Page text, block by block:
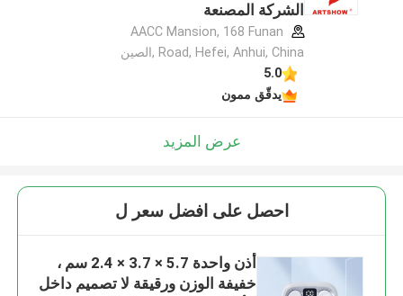
الشركة المصنعة
AACC Mansion, 168 Funan
Road, Hefei, Anhui, China ,الصين
5.0
يدقّق ممون
عرض المزيد
احصل على افضل سعر ل
أذن واحدة 5.7 × 3.7 × 2.4 سم ،
خفيفة الوزن ورقيقة لا تصميم داخل